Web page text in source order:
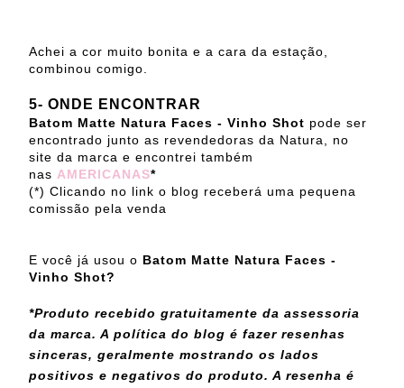
Achei a cor muito bonita e a cara da estação,
combinou comigo.
5- ONDE ENCONTRAR
Batom Matte Natura Faces - Vinho Shot pode ser
encontrado junto as revendedoras da Natura, no
site da marca e encontrei também
nas AMERICANAS*
(*) Clicando no link o blog receberá uma pequena
comissão pela venda
E você já usou o Batom Matte Natura Faces -
Vinho Shot?
*Produto recebido gratuitamente da assessoria
da marca. A política do blog é fazer resenhas
sinceras, geralmente mostrando os lados
positivos e negativos do produto. A resenha é